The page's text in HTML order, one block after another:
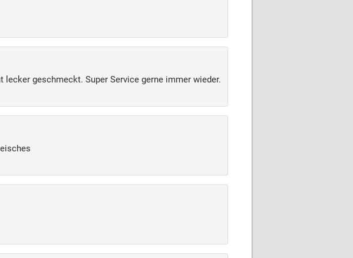
geschmeckt. Super Service gerne immer wieder.